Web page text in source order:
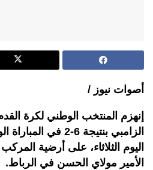
أصوات نيوز /
إنهزم المنتخب الوطني لكرة
الزامبي بنتيجة 6-2
اليوم الثلاثاء، على أرضية
الأمير مولاي الحسن في الرباط.